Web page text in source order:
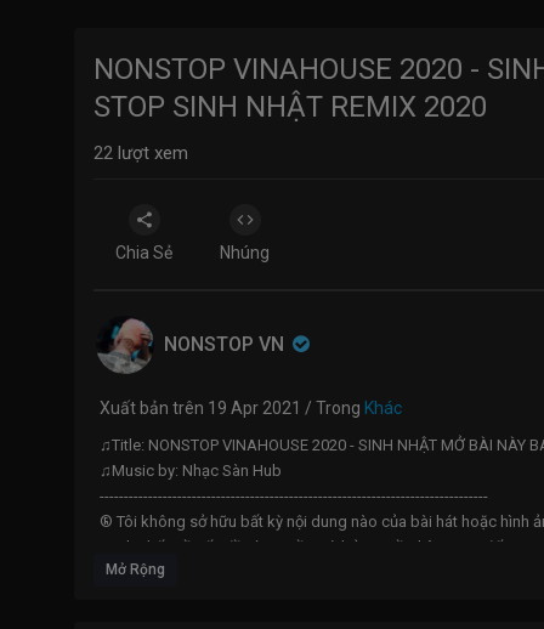
NONSTOP VINAHOUSE 2020 -
STOP SINH NHẬT REMIX 2020
22 lượt xem
Chia Sẻ Nhúng
NONSTOP VN
Xuất bản trên 19 Apr 2021 / Trong Khác
♫Title: NONSTOP VINAHOUSE 2020 - SINH NHẬT MỞ BÀI NÀY
♫Music by: Nhạc Sàn Hub
--------------------------------------------------------------------------------
® Tôi không sở hữu bất kỳ nội dung nào của bài hát hoặc hình
tranh chấp về vấn đề tác quyền, và bản quyền liên quan đến
Mở Rộng